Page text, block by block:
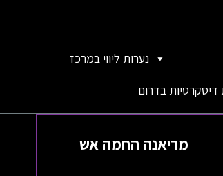
נערות ליווי במרכז
דיסקרטיות בדרום
מריאנה החמה אש